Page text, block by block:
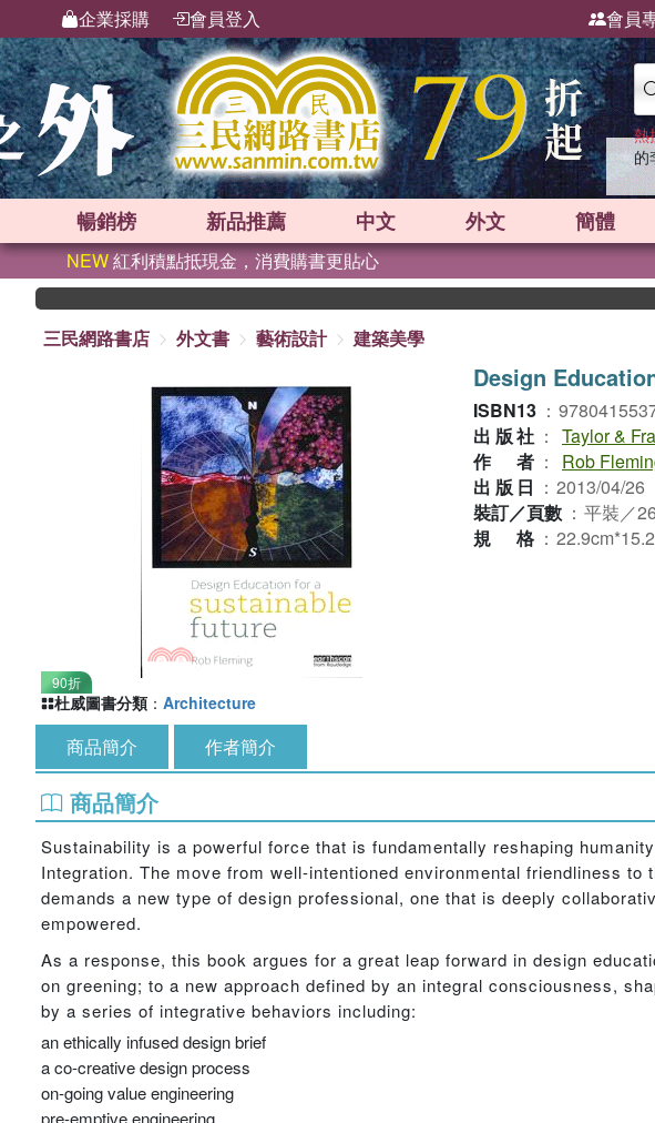
企業採購 會員登入 會員
熱
的
暢銷榜 新品推薦 中文 外文 簡體
NEW紅利積點抵現金，消費購書更貼心
三民網路書店
外文書 藝術設計 建築美學
90折
Design
ISBN13 ：
出版社 ： Taylor &
作者 ：
Rob
出版日 ： 2013/04/26
裝訂／頁數 ： 平裝／
規格 ：
杜威圖書分類 ： Architecture
商品簡介 作者簡介
商品簡介
Sustainability is a powerful force that is fundamentally reshaping
Integration. The move from well-intentioned environmental friendliness
demands a new type of design professional, one that is deeply
empowered.
As a response, this book argues for a great leap forward in design
on greening; to a new approach defined by an integral consciousness,
by a series of integrative behaviors including:
an ethically infused design brief
a co-creative design process
on-going value engineering
pre-emptive engineering